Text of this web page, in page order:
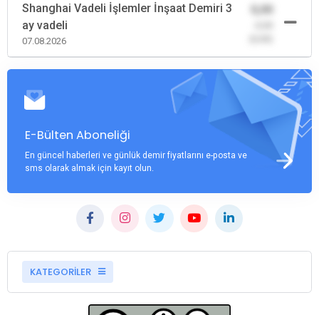
Shanghai Vadeli İşlemler İnşaat Demiri 3
ay vadeli
07.08.2026
0,00
E-Bülten Aboneliği
En güncel haberleri ve günlük demir fiyatlarını e-posta ve
sms olarak almak için kayıt olun.
KATEGORİLER